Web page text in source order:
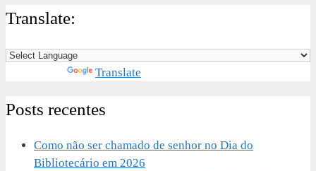
Translate:
Translate
Posts recentes
Como não ser chamado de senhor no Dia do
Bibliotecário em 2026